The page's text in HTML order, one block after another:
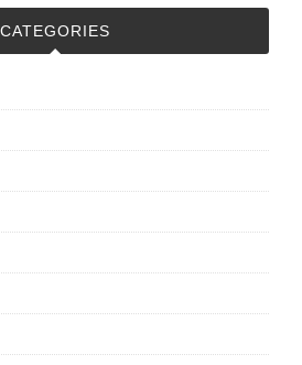
CATEGORIES